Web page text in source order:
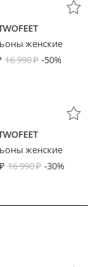
женские
16 990 -50%
женские
16 990 -30%